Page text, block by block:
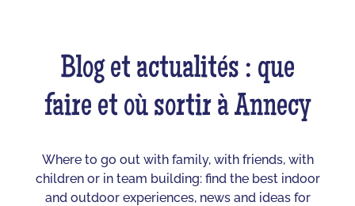
Blog et actualités : que
faire et où sortir à Annecy
Where to go out with family, with friends, with
children or in team building: find the best indoor
and outdoor experiences, news and ideas for